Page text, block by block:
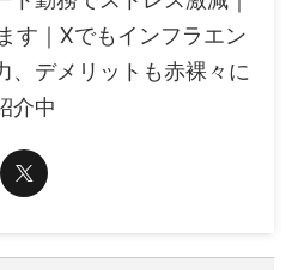
す｜Xでもインフラエン
、デメリットも赤裸々に
介中